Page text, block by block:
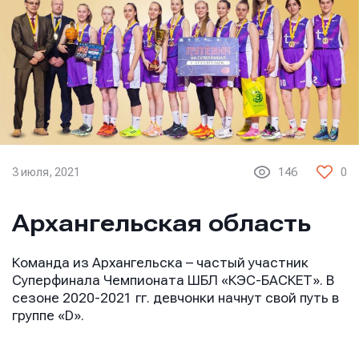
3 июля, 2021 146 0
Архангельская область
Команда из Архангельска – частый участник
Суперфинала Чемпионата ШБЛ «КЭС-БАСКЕТ». В
сезоне 2020-2021 гг. девчонки начнут свой путь в
группе «D».